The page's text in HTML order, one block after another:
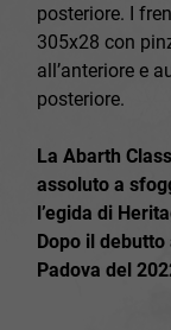
posteriore. I
305x28 con
all’anteriore e
posteriore.
La Abarth
assoluto a
l’egida di
Dopo il debutto
Padova del